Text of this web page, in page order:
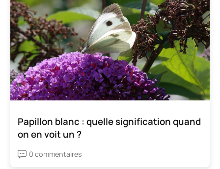
Papillon blanc : quelle signification quand
on en voit un ?
0 commentaires